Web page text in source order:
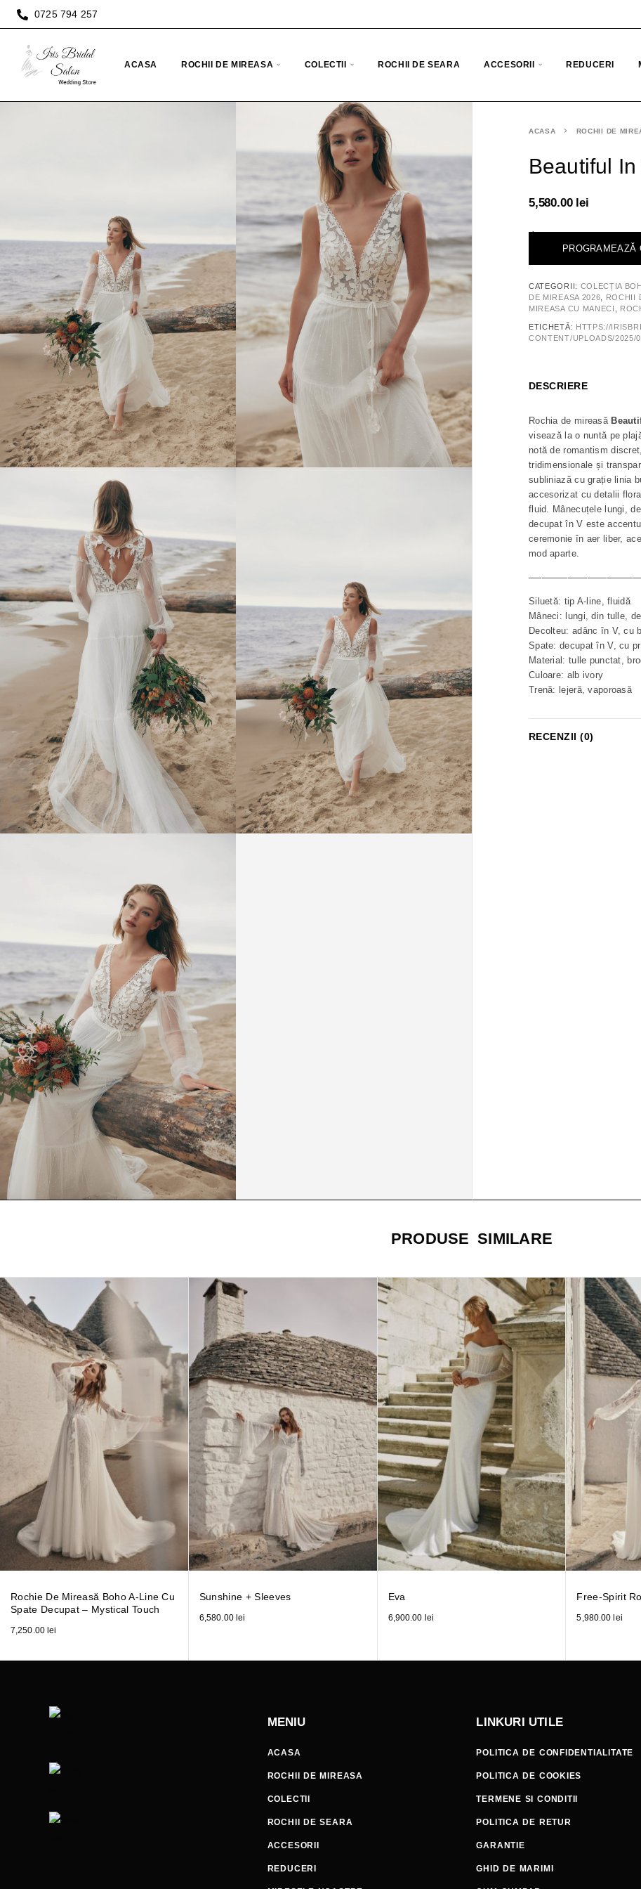
0725 794 257
ACASA ROCHII DE MIREASA COLECTII ROCHII DE SEARA ACCESORII REDUCERI
ACASA ROCHII DE
Beautiful
5,580.00 lei
<
PROGRAMEAZĂ
CATEGORII: COLECȚIA
DE MIREASA 2026
ROCHII
MIREASA CU MANECI
ETICHETĂ: HTTPS://
CONTENT/UPLOADS/2025/
DESCRIERE
Rochia de mireasă
visează la o nuntă pe
notă de romantism
tridimensionale și
subliniază cu grație linia
accesorizat cu detalii
fluid. Mânecuțele lungi,
decupat în V este
ceremonie în aer liber,
mod aparte.
Siluetă: tip A-line, fluidă
Mâneci: lungi, din tulle,
Decolteu: adânc în V, cu
Spate: decupat în V, cu
Material: tulle punctat,
Culoare: alb ivory
Trenă: lejeră, vaporoasă
RECENZII (0)
PRODUSE SIMILARE
Rochie De Mireasă Boho A-Line Cu
Spate Decupat – Mystical Touch
7,250.00lei
Sunshine + Sleeves
6,580.00 lei
Eva
6,900.00 lei
Free-Spirit
5,980.00lei
MENIU
ACASA
ROCHII DE MIREASA
COLECTII
ROCHII DE SEARA
ACCESORII
REDUCERI
LINKURI UTILE
POLITICA DE CONFIDENTIALITATE
POLITICA DE COOKIES
TERMENE SI CONDITII
POLITICA DE RETUR
GARANTIE
GHID DE MARIMI